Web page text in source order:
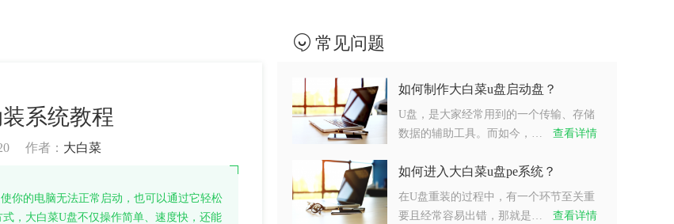
系统教程
作者： 大白菜
你的电脑无法正常启动，也可以通过它轻松
，大白菜U盘不仅操作简单、速度快，还能
常见问题
如何制作大白菜u盘启动盘？
U盘，是大家经常用到的一个传输、存储
数据的辅助工具。而如今，…
查看详情
如何进入大白菜u盘pe系统？
在U盘重装的过程中，有一个环节至关重
要且经常容易出错，那就是…
查看详情